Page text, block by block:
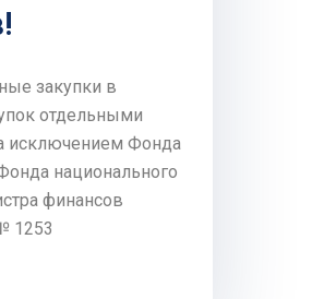
закупки в
отдельными
исключением Фонда
национального
финансов
1253